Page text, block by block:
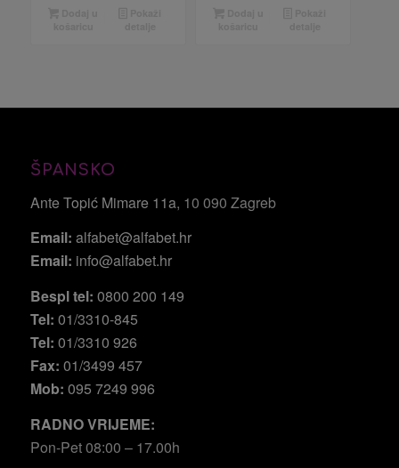
ŠPANSKO
Ante Topić Mimare 11a, 10 090 Zagreb
Email: alfabet@alfabet.hr
Email: info@alfabet.hr
Bespl tel: 0800 200 149
Tel: 01/3310-845
Tel: 01/3310 926
Fax: 01/3499 457
Mob: 095 7249 996
RADNO VRIJEME:
Pon-Pet 08:00 – 17.00h